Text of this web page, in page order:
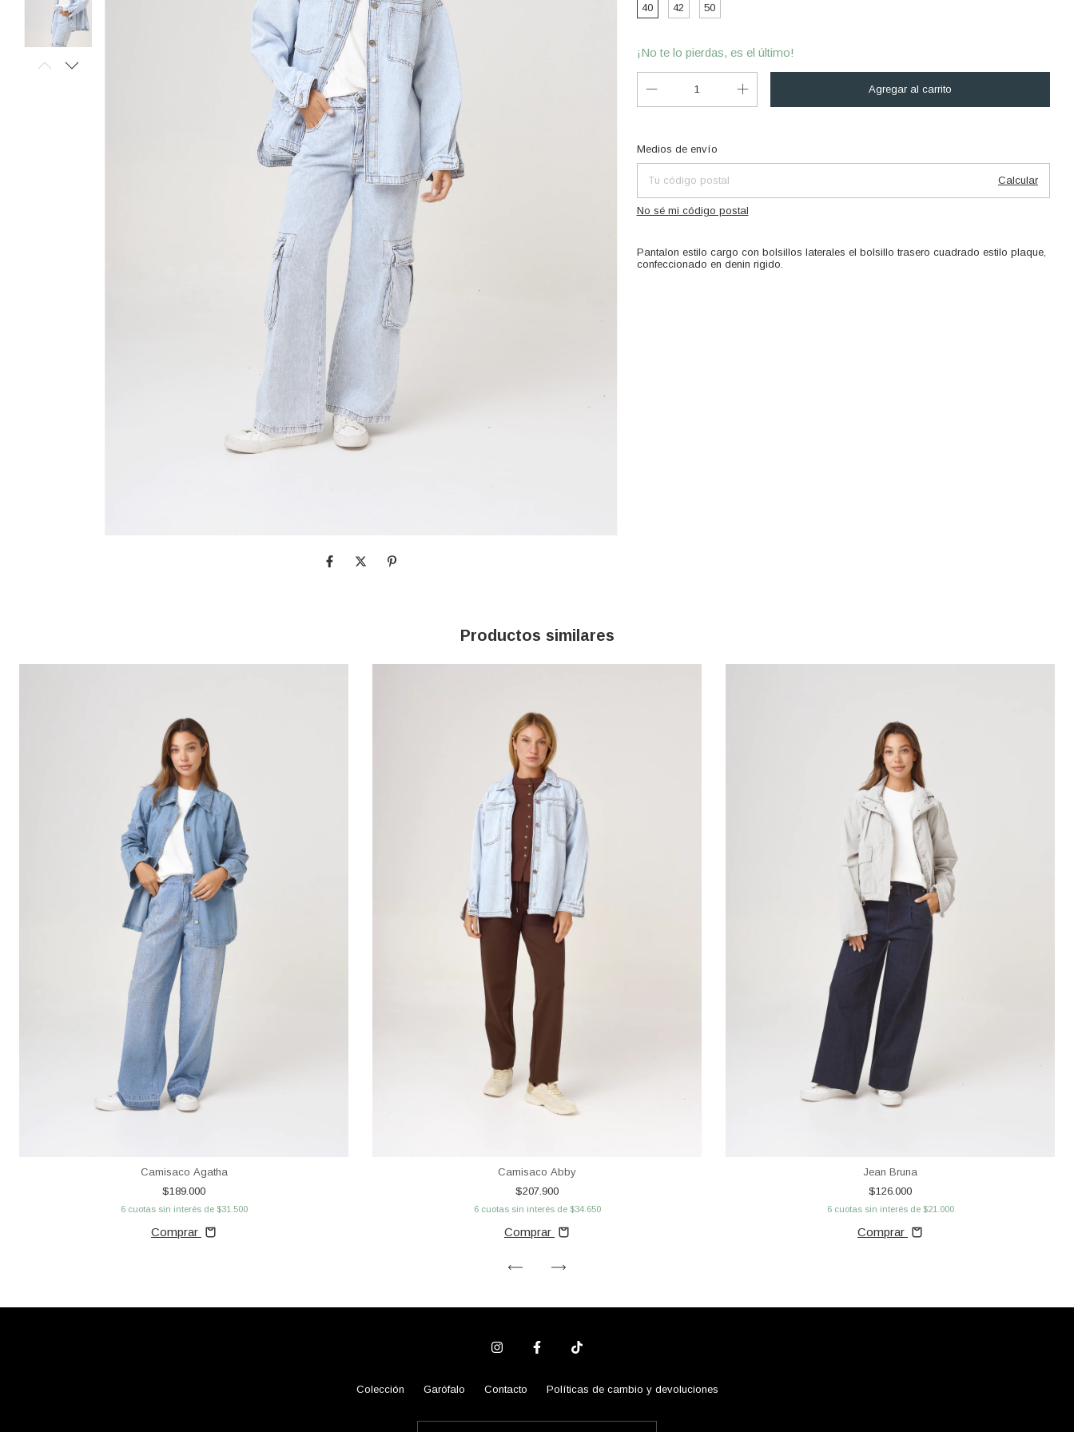
40 42 50
¡No te lo pierdas, es el último!
Entregas para el CP:
Medios de envío
Calcular
No sé mi código postal
Pantalon estilo cargo con bolsillos laterales el bolsillo trasero cuadrado estilo plaque,
confeccionado en denin rigido.
Productos similares
Camisaco Agatha
$189.000
6 cuotas sin interés de $31.500
Comprar
Camisaco Abby
$207.900
6 cuotas sin interés de $34.650
Comprar
Jean Bruna
$126.000
6 cuotas sin interés de $21.000
Comprar
Colección Garófalo Contacto Políticas de cambio y devoluciones